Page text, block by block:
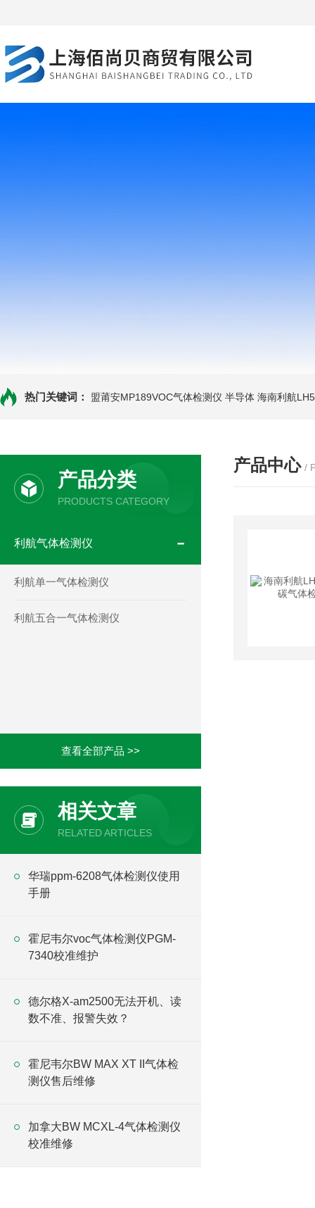
热门关键词： 盟莆安MP189VOC气体检测仪 半导体 海南利航
产品分类
PRODUCTS CATEGORY
利航气体检测仪
利航单一气体检测仪
利航五合一气体检测仪
查看全部产品 >>
相关文章
RELATED ARTICLES
华瑞ppm-6208气体检测仪使用
手册
霍尼韦尔voc气体检测仪PGM-
7340校准维护
德尔格X-am2500无法开机、读
数不准、报警失效？
霍尼韦尔BW MAX XT II气体检
测仪售后维修
加拿大BW MCXL-4气体检测仪
校准维修
产品中心 /